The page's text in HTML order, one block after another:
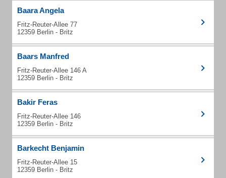
Baara Angela
Fritz-Reuter-Allee 77
12359 Berlin - Britz
Baars Manfred
Fritz-Reuter-Allee 146 A
12359 Berlin - Britz
Bakir Feras
Fritz-Reuter-Allee 146
12359 Berlin - Britz
Barkecht Benjamin
Fritz-Reuter-Allee 15
12359 Berlin - Britz